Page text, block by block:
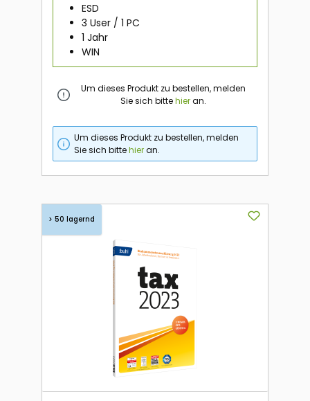
ESD
3 User / 1 PC
1 Jahr
WIN
Um dieses Produkt zu bestellen, melden
Sie sich bittehieran.
Um dieses Produkt zu bestellen, melden
Sie sich bittehieran.
> 50 lagernd